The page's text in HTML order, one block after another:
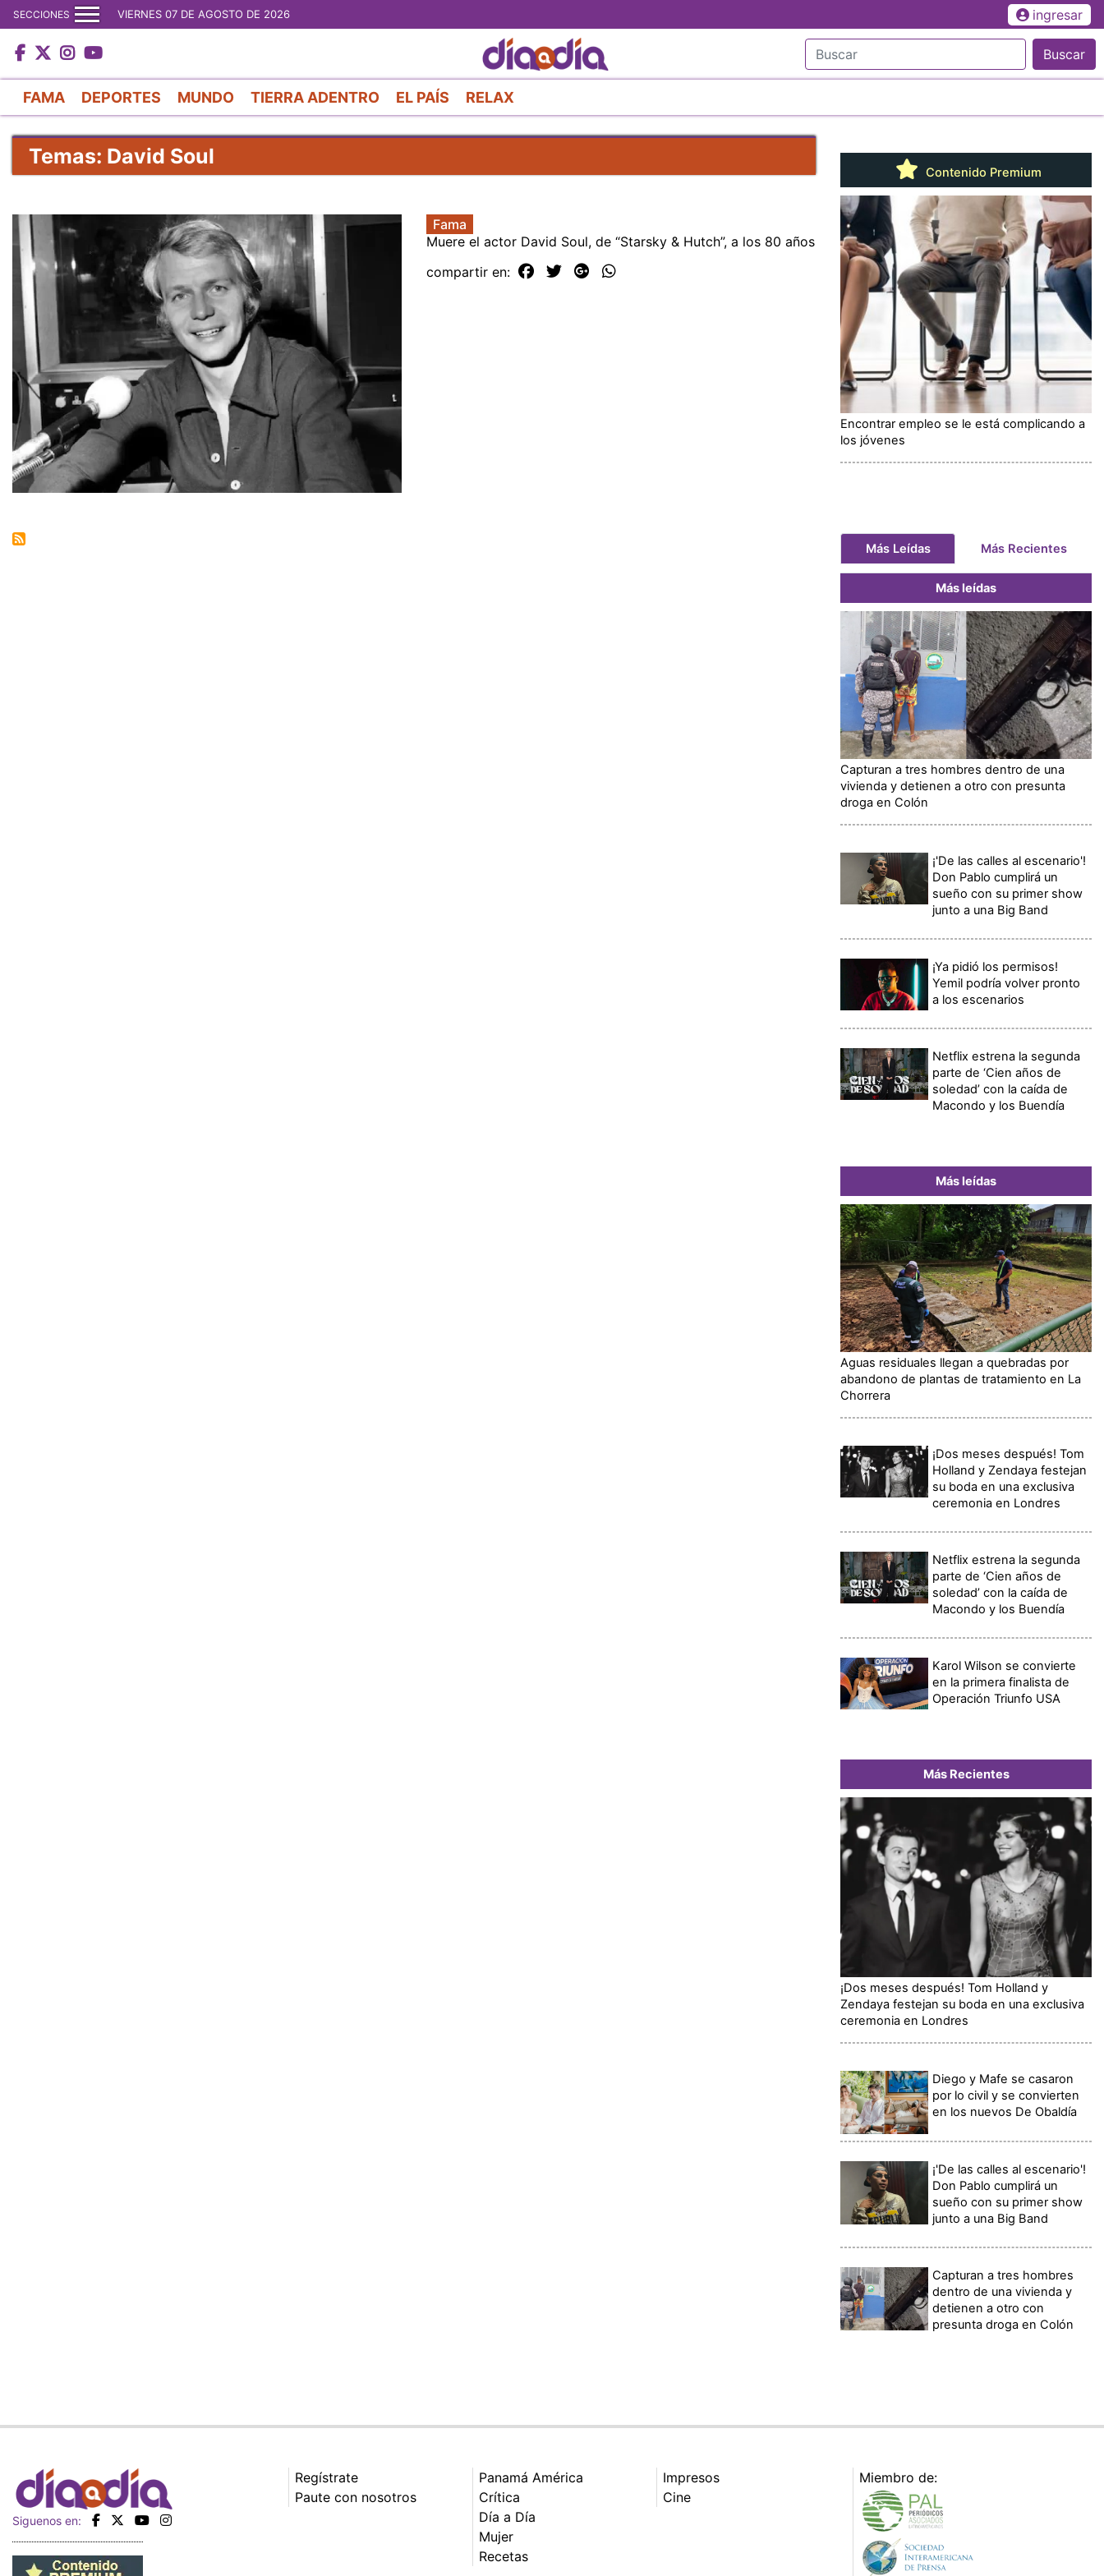
al
contenido
principal
SECCIONES VIERNES 07 DE AGOSTO DE 2026 ingresar
Buscar
FAMA DEPORTES MUNDO TIERRA ADENTRO EL PAÍS RELAX
Temas: David Soul
Fama
Muere el actor David Soul, de “Starsky & Hutch”, a los 80 años
compartir en:
Contenido Premium
Encontrar empleo se le está complicando a
los jóvenes
Más Leídas Más Recientes
Más leídas
Capturan a tres hombres dentro de una
vivienda y detienen a otro con presunta
droga en Colón
¡'De las calles al escenario'!
Don Pablo cumplirá un
sueño con su primer show
junto a una Big Band
¡Ya pidió los permisos!
Yemil podría volver pronto
a los escenarios
Netflix estrena la segunda
parte de ‘Cien años de
soledad’ con la caída de
Macondo y los Buendía
Más leídas
Aguas residuales llegan a quebradas por
abandono de plantas de tratamiento en La
Chorrera
¡Dos meses después! Tom
Holland y Zendaya festejan
su boda en una exclusiva
ceremonia en Londres
Netflix estrena la segunda
parte de ‘Cien años de
soledad’ con la caída de
Macondo y los Buendía
Karol Wilson se convierte
en la primera finalista de
Operación Triunfo USA
Más Recientes
¡Dos meses después! Tom Holland y
Zendaya festejan su boda en una exclusiva
ceremonia en Londres
Diego y Mafe se casaron
por lo civil y se convierten
en los nuevos De Obaldía
¡'De las calles al escenario'!
Don Pablo cumplirá un
sueño con su primer show
junto a una Big Band
Capturan a tres hombres
dentro de una vivienda y
detienen a otro con
presunta droga en Colón
Siguenos en:
Regístrate
Paute con nosotros
Panamá América
Crítica
Día a Día
Mujer
Recetas
Impresos
Cine
Miembro de: